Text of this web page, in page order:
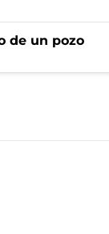
de un pozo